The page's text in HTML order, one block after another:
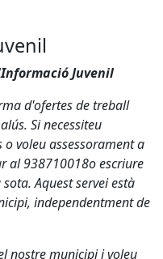
Juvenil
d'ofertes de treball
Si necessiteu
voleu assessorament a
al 938710018o escriure
Aquest servei està
independentment de
nostre municipi i voleu